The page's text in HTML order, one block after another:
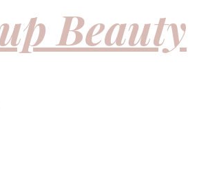
Beauty